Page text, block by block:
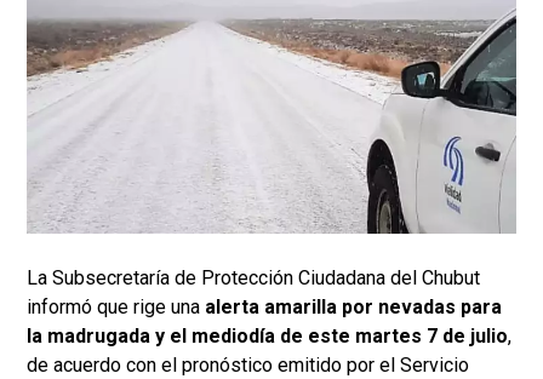
La Subsecretaría de Protección Ciudadana del Chubut
informó que rige una alerta amarilla por nevadas para
la madrugada y el mediodía de este martes 7 de julio,
de acuerdo con el pronóstico emitido por el Servicio